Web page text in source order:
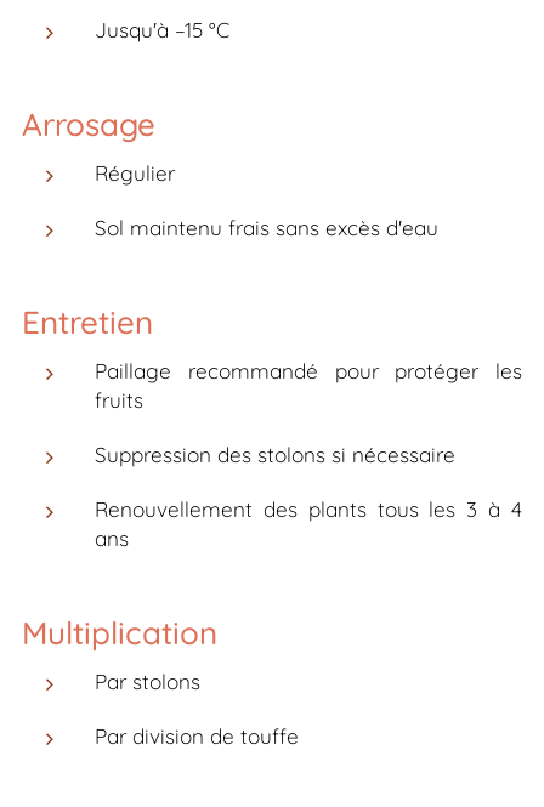
Jusqu'à –15 °C
Arrosage
Régulier
Sol maintenu frais sans excès d'eau
Entretien
Paillage recommandé pour protéger les
fruits
Suppression des stolons si nécessaire
Renouvellement des plants tous les 3 à 4
ans
Multiplication
Par stolons
Par division de touffe